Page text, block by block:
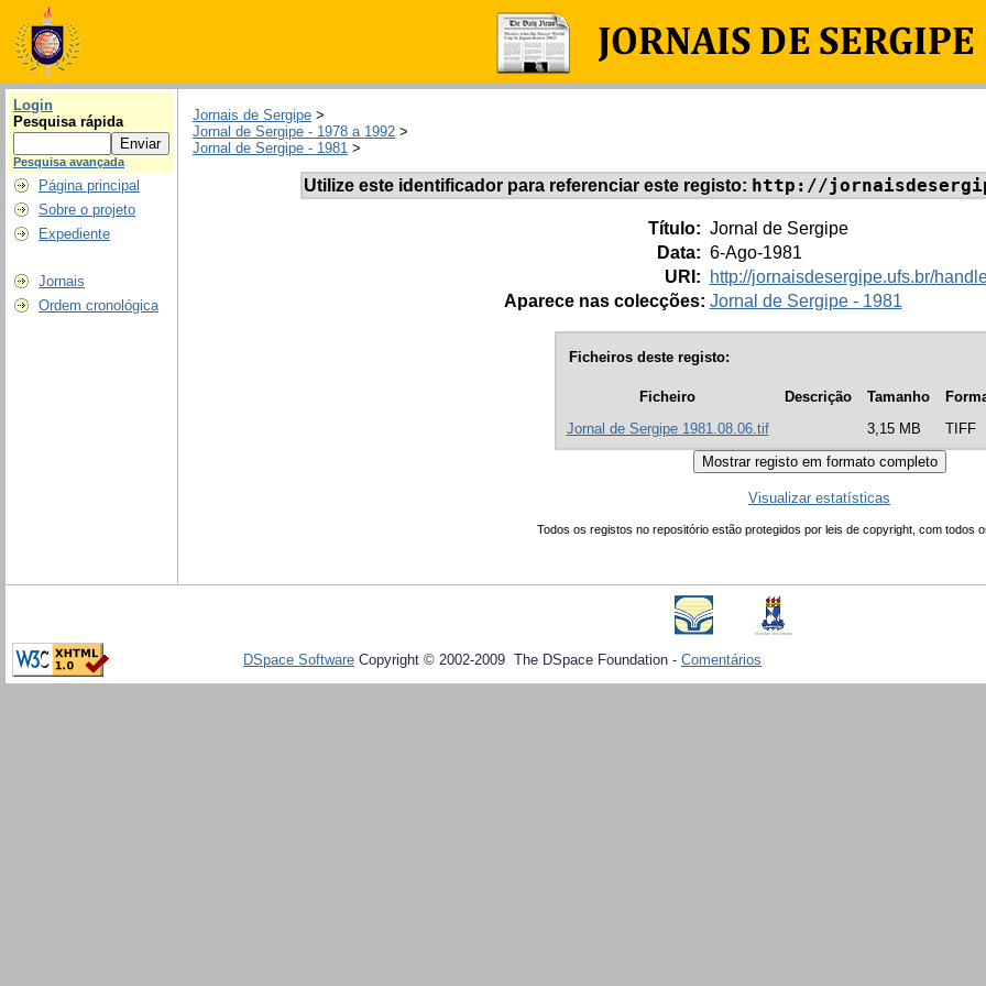
Login
Pesquisa rápida
Pesquisa avançada
Página principal
Sobre o projeto
Expediente
Jornais
Ordem cronológica
Jornais de Sergipe >
Jornal de Sergipe - 1978 a 1992 >
Jornal de Sergipe - 1981 >
Utilize este identificador para referenciar este registo: http://
Título: Jornal de Sergipe
Data: 6-Ago-1981
URI:
http://jornaisdesergipe.ufs.br/
Aparece nas colecções: Jornal de Sergipe - 1981
Ficheiros deste registo:
Ficheiro Descrição Tamanho
Jornal de Sergipe 1981.08.06.tif
3,15 MB TIFF
Visualizar estatísticas
Todos os registos no repositório estão protegidos por leis de copyright, com todos
DSpace Software Copyright © 2002-2009 The DSpace Foundation - Comentários